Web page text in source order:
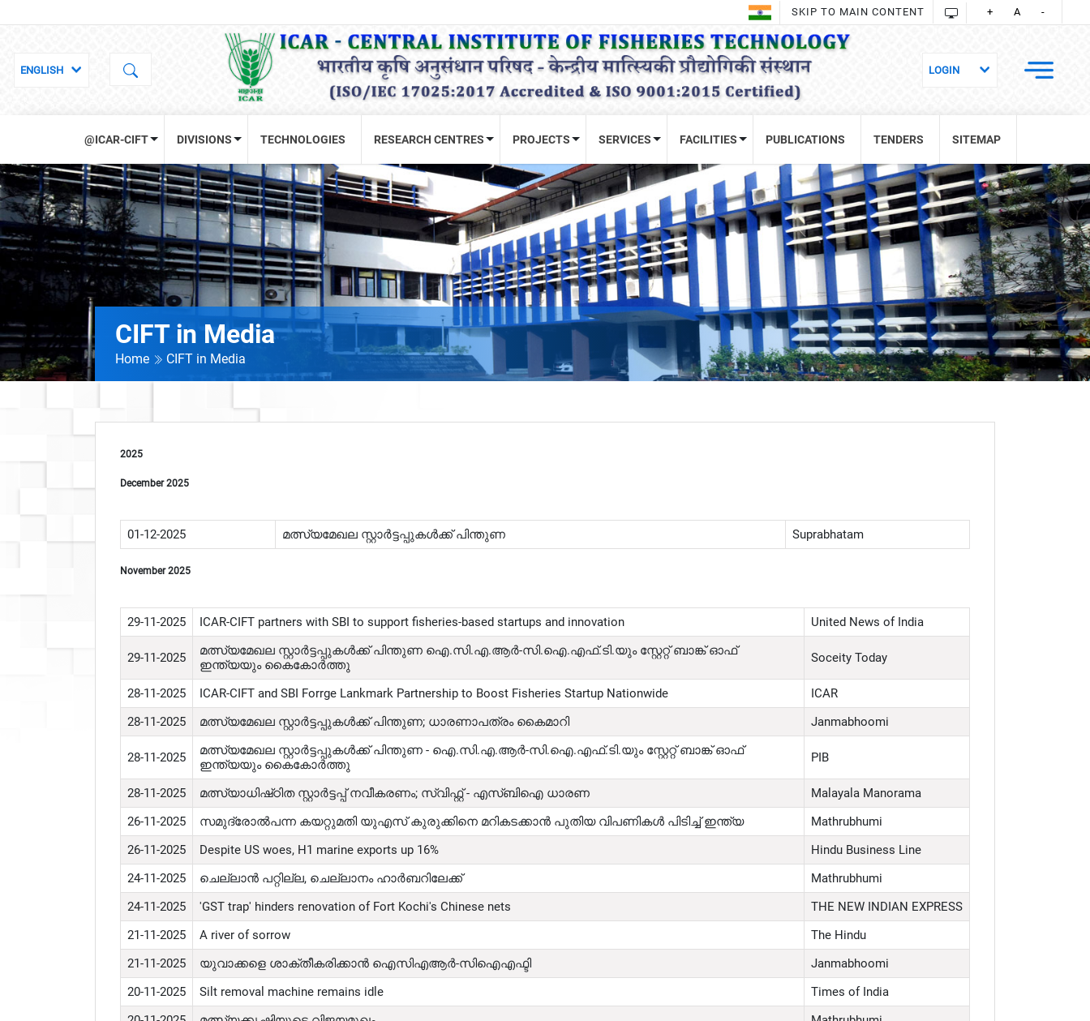
SKIP TO MAIN CONTENT + A -
@ICAR-CIFT DIVISIONS TECHNOLOGIES RESEARCH CENTRES PROJECTS SERVICES FACILITIES PUBLICATIONS TENDERS SITEMAP
CIFT in Media
Home CIFT in Media
2025
December 2025
01-12-2025 മത്സ്യമേഖല സ്റ്റാർട്ടപ്പുകൾക്ക് പിന്തുണ Suprabhatam
November 2025
29-11-2025 ICAR-CIFT partners with SBI to support fisheries-based startups and innovation United News of India
29-11-2025
മത്സ്യമേഖല സ്റ്റാർട്ടപ്പുകൾക്ക് പിന്തുണ ഐ.സി.എ.ആർ-സി.ഐ.എഫ്.ടി.യും സ്റ്റേറ്റ് ബാങ്ക് ഓഫ്
ഇന്ത്യയും കൈകോർത്തു
Soceity Today
28-11-2025 ICAR-CIFT and SBI Forrge Lankmark Partnership to Boost Fisheries Startup Nationwide
ICAR
28-11-2025
മത്സ്യമേഖല സ്റ്റാർട്ടപ്പുകൾക്ക് പിന്തുണ; ധാരണാപത്രം കൈമാറി Janmabhoomi
28-11-2025
മത്സ്യമേഖല സ്റ്റാർട്ടപ്പുകൾക്ക് പിന്തുണ - ഐ.സി.എ.ആർ-സി.ഐ.എഫ്.ടി.യും സ്റ്റേറ്റ് ബാങ്ക് ഓഫ്
ഇന്ത്യയും കൈകോർത്തു
PIB
28-11-2025 മത്സ്യാധിഷ്‌ഠിത സ്റ്റാർട്ടപ്പ് നവീകരണം; സ്വിഫ്റ്റ് - എസ്ബിഐ ധാരണ
Malayala Manorama
26-11-2025
സമുദ്രോൽപന്ന കയറ്റുമതി യുഎസ് കുരുക്കിനെ മറികടക്കാൻ പുതിയ വിപണികൾ പിടിച്ച് ഇന്ത്യ
Mathrubhumi
26-11-2025
Despite US woes, H1 marine exports up 16%
Hindu Business Line
24-11-2025
ചെല്ലാൻ പറ്റില്ല, ചെല്ലാനം ഹാർബറിലേക്ക്
Mathrubhumi
24-11-2025
'GST trap' hinders renovation of Fort Kochi's Chinese nets
THE NEW INDIAN EXPRESS
21-11-2025
A river of sorrow
The Hindu
21-11-2025
യുവാക്കളെ ശാക്തീകരിക്കാൻ ഐസിഎആർ-സിഐഎഫ്ടി
Janmabhoomi
20-11-2025
Silt removal machine remains idle
Times of India